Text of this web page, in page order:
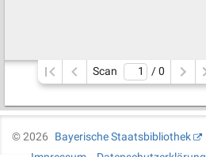
Scan / 0
©2026
Bayerische Staatsbibliothek